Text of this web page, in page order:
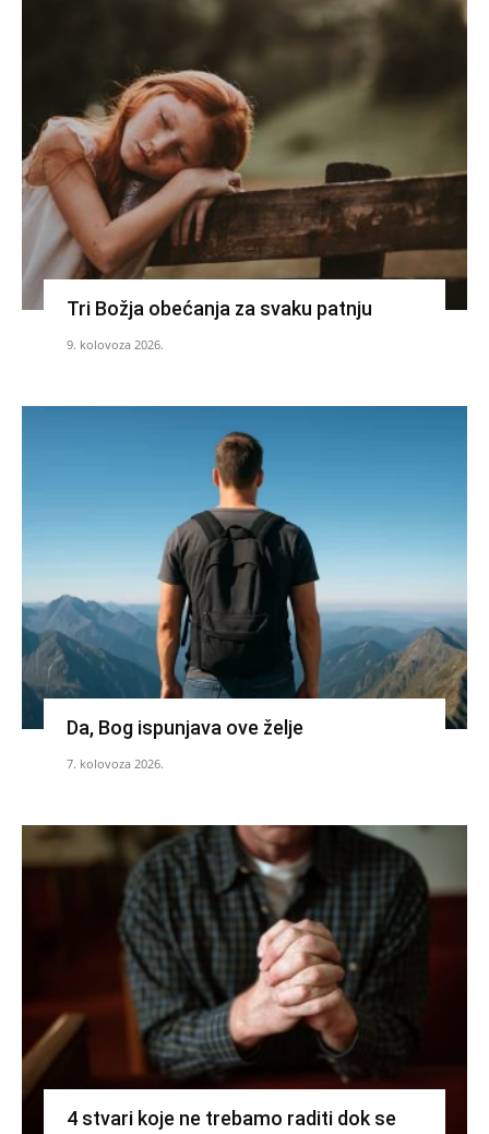
Tri Božja obećanja za svaku patnju
9. kolovoza 2026.
Da, Bog ispunjava ove želje
7. kolovoza 2026.
4 stvari koje ne trebamo raditi dok se